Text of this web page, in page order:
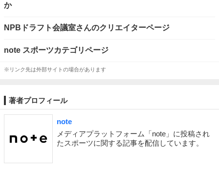
か
NPBドラフト会議室さんのクリエイターページ
note スポーツカテゴリページ
※リンク先は外部サイトの場合があります
著者プロフィール
note
メディアプラットフォーム「note」に投稿され
たスポーツに関する記事を配信しています。